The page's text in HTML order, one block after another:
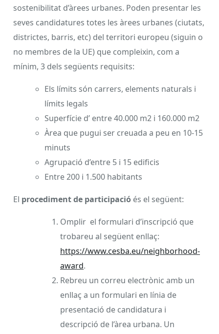
sostenibilitat d’àrees urbanes. Poden presentar les
seves candidatures totes les àrees urbanes (ciutats,
districtes, barris, etc) del territori europeu (siguin o
no membres de la UE) que compleixin, com a
mínim, 3 dels següents requisits:
Els límits són carrers, elements naturals i
límits legals
Superfície d’ entre 40.000 m2 i 160.000 m2
Àrea que pugui ser creuada a peu en 10-15
minuts
Agrupació d’entre 5 i 15 edificis
Entre 200 i 1.500 habitants
El procediment de participació és el següent:
Omplir el formulari d’inscripció que
trobareu al següent enllaç:
https://www.cesba.eu/neighborhood-
award.
Rebreu un correu electrònic amb un
enllaç a un formulari en línia de
presentació de candidatura i
descripció de l’àrea urbana. Un